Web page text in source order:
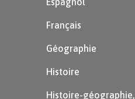
Français
Géographie
Histoire
Histoire-géographie,